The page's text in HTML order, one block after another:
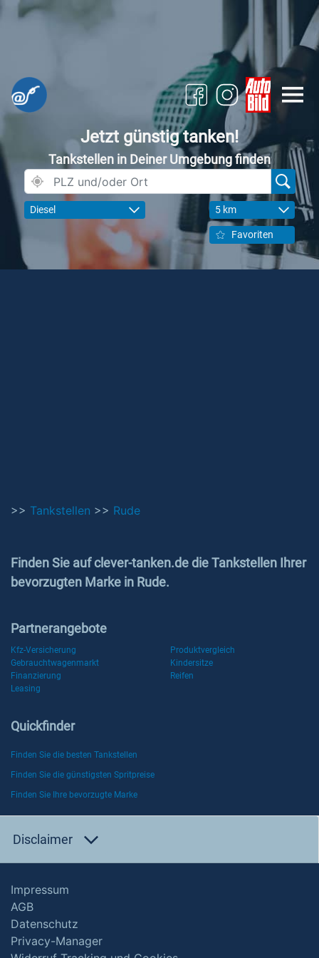
Jetzt günstig tanken!
Tankstellen in Deiner Umgebung finden
Diesel 5 km
Favoriten
>> Tankstellen >> Rude
Finden Sie auf clever-tanken.de die Tankstellen Ihrer
bevorzugten Marke in Rude.
Partnerangebote
Kfz-Versicherung
Produktvergleich
Gebrauchtwagenmarkt
Kindersitze
Finanzierung
Reifen
Leasing
Quickfinder
Finden Sie die besten Tankstellen
Finden Sie die günstigsten Spritpreise
Finden Sie Ihre bevorzugte Marke
Disclaimer
Impressum
AGB
Datenschutz
Privacy-Manager